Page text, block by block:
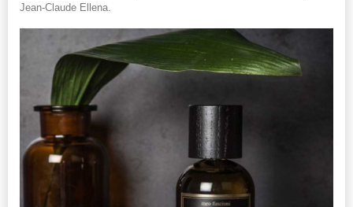
Jean-Claude Ellena.